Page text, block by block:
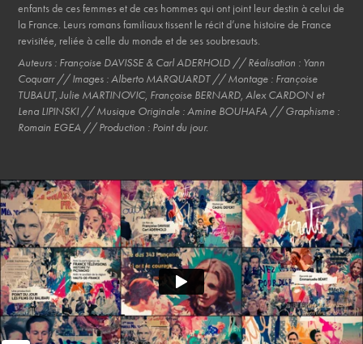
enfants de ces femmes et de ces hommes qui ont joint leur destin à celui de
la France. Leurs romans familiaux tissent le récit d’une histoire de France
revisitée, reliée à celle du monde et de ses soubresauts.
Auteurs : Françoise DAVISSE & Carl ADERHOLD // Réalisation : Yann
Coquarr // Images : Alberto MARQUARDT // Montage : Françoise
TUBAUT, Julie MARTINOVIC, Françoise BERNARD, Alex CARDON et
Lena LIPINSKI // Musique Originale : Amine BOUHAFA // Graphisme :
Romain EGEA // Production : Point du jour.